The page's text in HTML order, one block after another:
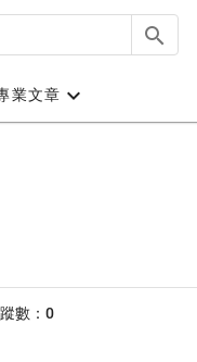
業文章
數：0